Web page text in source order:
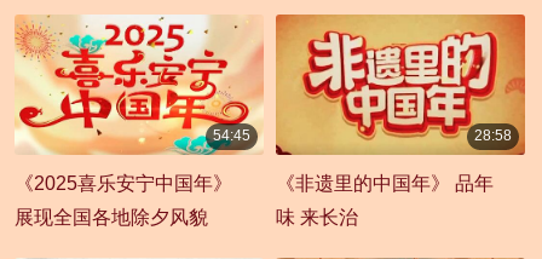
54:45
《2025喜乐安宁中国年》
展现全国各地除夕风貌
28:58
《非遗里的中国年》 品年
味 来长治